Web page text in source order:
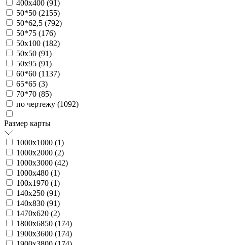
400х400 (91)
50*50 (2155)
50*62,5 (792)
50*75 (176)
50х100 (182)
50х50 (91)
50х95 (91)
60*60 (1137)
65*65 (3)
70*70 (85)
по чертежу (1092)
Размер карты
1000х1000 (1)
1000х2000 (2)
1000х3000 (42)
1000х480 (1)
100х1970 (1)
140х250 (91)
140х830 (91)
1470х620 (2)
1800х6850 (174)
1900х3600 (174)